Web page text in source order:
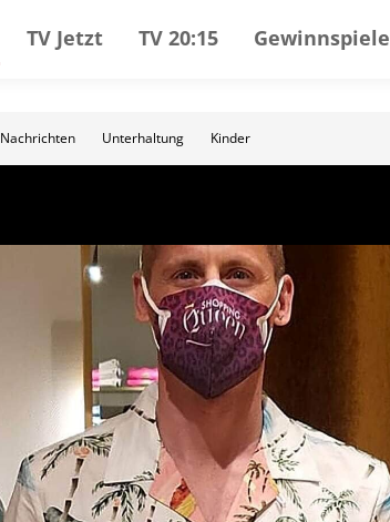
TV Jetzt TV 20:15 Gewinnspiele
Nachrichten Unterhaltung Kinder